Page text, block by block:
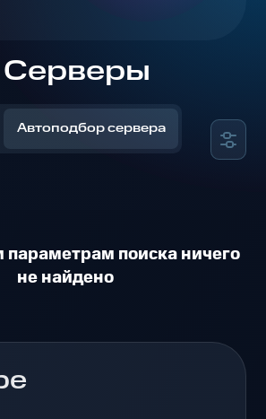
Серверы
Автоподбор сервера
поиска ничего
не найдено